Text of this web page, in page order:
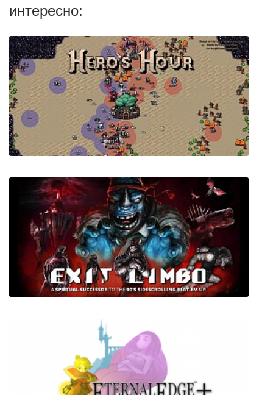
интересно:
Hero's Hour